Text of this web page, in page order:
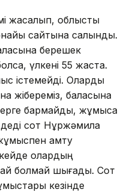
жасалып, облыстық
сайтына салынды.
берешек
үлкені 55 жаста.
істемейді. Оларды
жібереміз, баласына
бармайды, жұмысқа
сот Нұржәмила
қамту
олардың
болмай шығады. Сот
кезінде